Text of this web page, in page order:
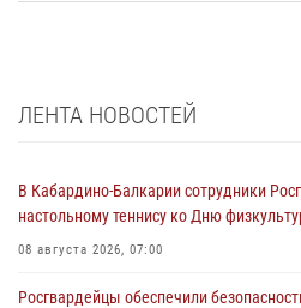
ЛЕНТА НОВОСТЕЙ
В Кабардино-Балкарии сотрудники
настольному теннису ко Дню
08 августа 2026, 07:00
Росгвардейцы обеспечили